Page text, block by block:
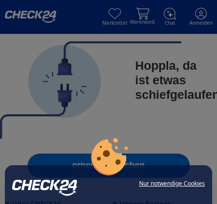
Nur notwendige Cookies
Merkzettel Warenkorb Chat Anmelden
Hoppla, da
ist etwas
erneut versuchen